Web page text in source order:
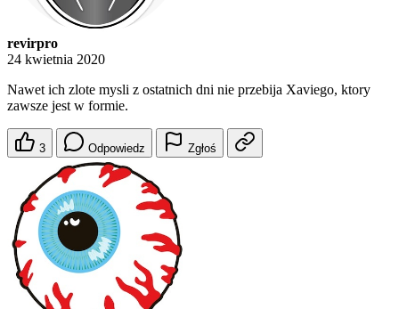
revirpro
24 kwietnia 2020
Nawet ich zlote mysli z ostatnich dni nie przebija Xaviego, ktory
zawsze jest w formie.
3 Odpowiedz Zgłoś